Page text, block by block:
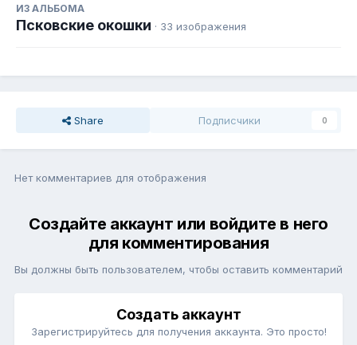
ИЗ АЛЬБОМА
Псковские окошки · 33 изображения
Share Подписчики 0
Нет комментариев для отображения
Создайте аккаунт или войдите в него
для комментирования
Вы должны быть пользователем, чтобы оставить комментарий
Создать аккаунт
Зарегистрируйтесь для получения аккаунта. Это просто!